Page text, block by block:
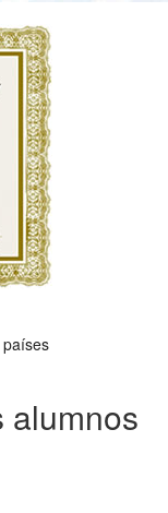
países
alumnos